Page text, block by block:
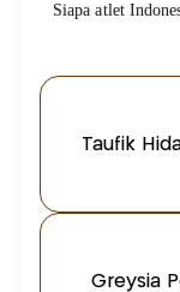
Siapa atlet
Taufik
Greysia